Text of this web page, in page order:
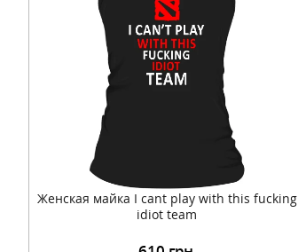
Женская майка I cant play with this fucking
idiot team